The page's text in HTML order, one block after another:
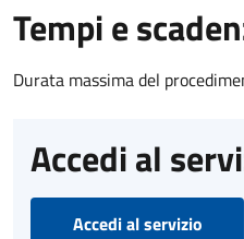
Tempi e
Durata massima del
Accedi al
Accedi al servizio